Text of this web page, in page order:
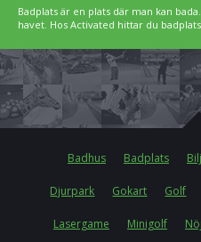
Badplats är en plats där man kan
havet. Hos Activated hittar du
Badhus Badplats
Djurpark Gokart Golf
Lasergame Minigolf